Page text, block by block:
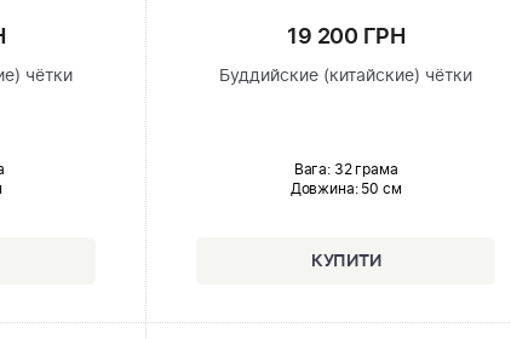
чётки
19 200 ГРН
Буддийские (китайские) чётки
Вага: 32 грама
Довжина:50 см